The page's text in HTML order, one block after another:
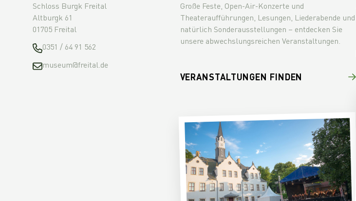
© Städtische Sammlungen Freital
Schloss Burgk Freital
Altburgk 61
01705 Freital
0351 / 64 91 562
museum@freital.de
Große Feste, Open-Air-Konzerte und
Theateraufführungen, Lesungen, Liederabende und
natürlich Sonderausstellungen – entdecken Sie
unsere abwechslungsreichen Veranstaltungen.
VERANSTALTUNGEN FINDEN